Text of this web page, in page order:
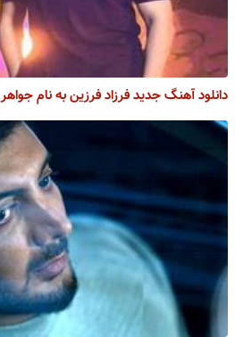
دانلود آهنگ جدید فرزاد فرزین به نام جواهر